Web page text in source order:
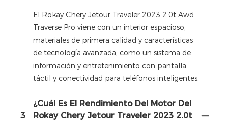
El Rokay Chery Jetour Traveler 2023 2.0t Awd
Traverse Pro viene con un interior espacioso,
materiales de primera calidad y características
de tecnología avanzada, como un sistema de
información y entretenimiento con pantalla
táctil y conectividad para teléfonos inteligentes.
3
¿Cuál Es El Rendimiento Del Motor Del
Rokay Chery Jetour Traveler 2023 2.0t